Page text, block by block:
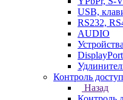
USB,
RS232,
AUDIO
DisplayPort
Контроль
Назад